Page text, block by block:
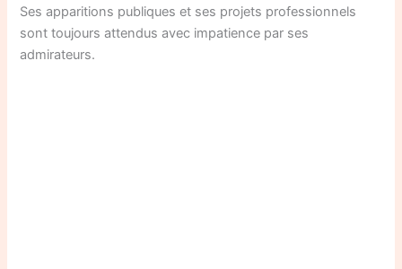
Ses apparitions publiques et ses projets professionnels
sont toujours attendus avec impatience par ses
admirateurs.